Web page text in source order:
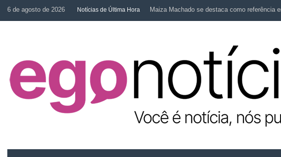
6 de agosto de 2026 Notícias de Última Hora Maiza Machado se destaca como referência